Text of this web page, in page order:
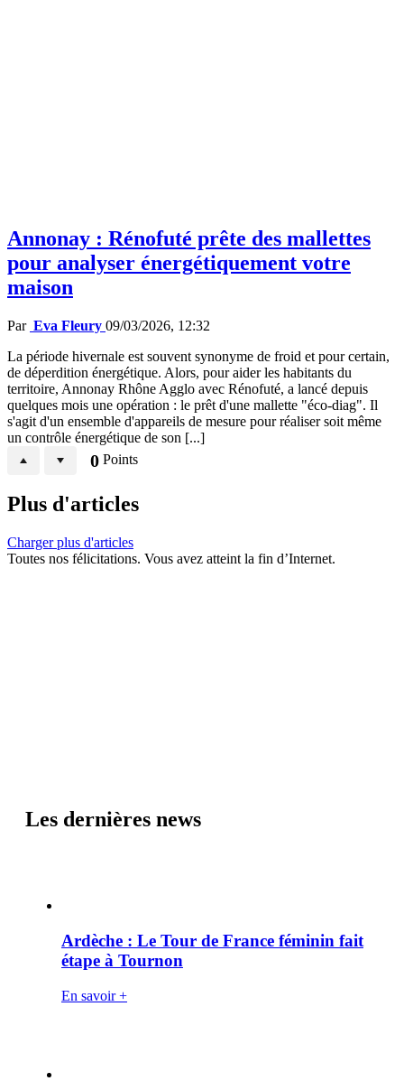
Annonay : Rénofuté prête des mallettes
pour analyser énergétiquement votre
maison
Par Eva Fleury 09/03/2026, 12:32
La période hivernale est souvent synonyme de froid et pour certain,
de déperdition énergétique. Alors, pour aider les habitants du
territoire, Annonay Rhône Agglo avec Rénofuté, a lancé depuis
quelques mois une opération : le prêt d'une mallette "éco-diag". Il
s'agit d'un ensemble d'appareils de mesure pour réaliser soit même
un contrôle énergétique de son [...]
0 Points
Plus d'articles
Charger plus d'articles
Toutes nos félicitations. Vous avez atteint la fin d’Internet.
Les dernières news
Ardèche : Le Tour de France féminin fait
étape à Tournon
En savoir +